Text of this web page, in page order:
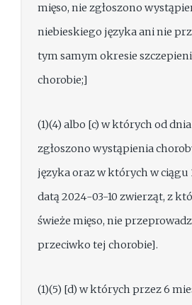
mięso, nie zgłoszono
niebieskiego języka ani nie
tym samym okresie
chorobie;]
(1)(4) albo [c) w których od
zgłoszono wystąpienia
języka oraz w których w ciągu
datą 2024-03-10 zwierząt, z
świeże mięso, nie
przeciwko tej chorobie].
(1)(5) [d) w których przez 6